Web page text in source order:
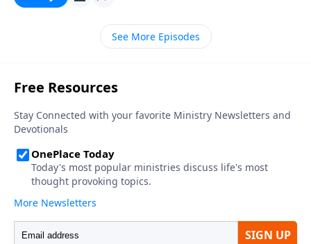
privado. Bienvenido a VISION PARA VIVIR, con la
continuacion del mensaje de ayer: Una reforma en
nuestro conocimiento biblico. Hoy, el pastor Carlos A.
apunta hacia Jesucristo. Todo pone a Cristo como el
centro del universo y el centro de nuestra existencia.
See More Episodes